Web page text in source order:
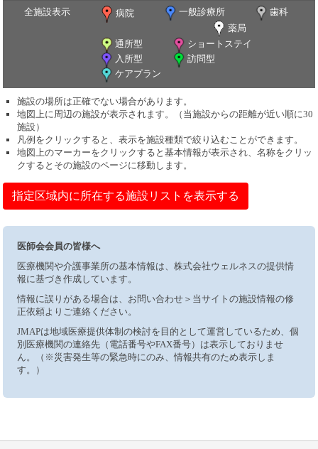
全施設表示 病院 一般診療所
歯科
薬局
通所型
ショートステイ
入所型
訪問型
ケアプラン
施設の場所は正確でない場合があります。
地図上に周辺の施設が表示されます。（当施設からの距離が近い順に30
施設）
凡例をクリックすると、表示を施設種類で絞り込むことができます。
地図上のマーカーをクリックすると基本情報が表示され、名称をクリッ
クするとその施設のページに移動します。
指定区域内に所在する施設リストを表示する
医師会会員の皆様へ
医療機関や介護事業所の基本情報は、株式会社ウェルネスの提供情
報に基づき作成しています。
情報に誤りがある場合は、お問い合わせ＞当サイトの施設情報の修
正依頼よりご連絡ください。
JMAPは地域医療提供体制の検討を目的として運営しているため、個
別医療機関の連絡先（電話番号やFAX番号）は表示しておりませ
ん。（※災害発生等の緊急時にのみ、情報共有のため表示しま
す。）